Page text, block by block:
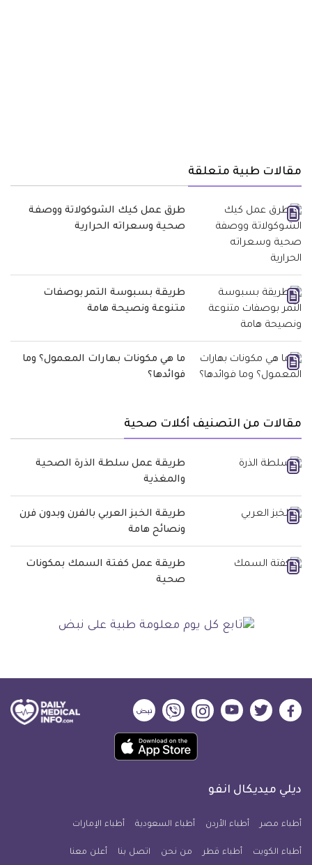
مقالات طبية متعلقة
طرق عمل كيك الشوكولاتة ووصفة
صحية وسعراته الحرارية
طريقة بسبوسة التمر بوصفات
متنوعة ونصيحة هامة
ما هي مكونات بهارات المعمول؟ وما
فوائدها؟
مقالات من التصنيف أكلات صحية
طريقة عمل سلطة الذرة الصحية
والمغذية
طريقة الخبز العربي بالفرن وبدون فرن
ونصائح هامة
طريقة عمل كفتة السمك بمكونات
صحية
ديلي
فيسبوك
ديلي
تويتر
ديلي
ميديكال
يوتيوب
ديلي
ميديكال
انفو
ديلي
ميديكال
انفو
ديلي
ميديكال
انفو
حمل
تطبيق
معلومة
للآيفون
ديلي ميديكال انفو
أطباء مصر أطباء الأردن أطباء السعودية أطباء الإمارات
أطباء الكويت أطباء قطر من نحن اتصل بنا أعلن معنا